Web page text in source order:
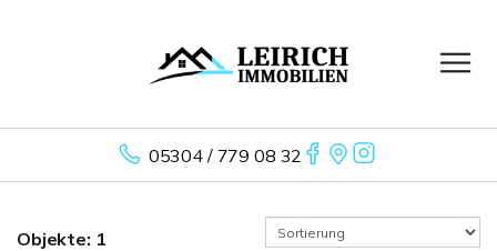
05304 / 779 08 32
Objekte: 1